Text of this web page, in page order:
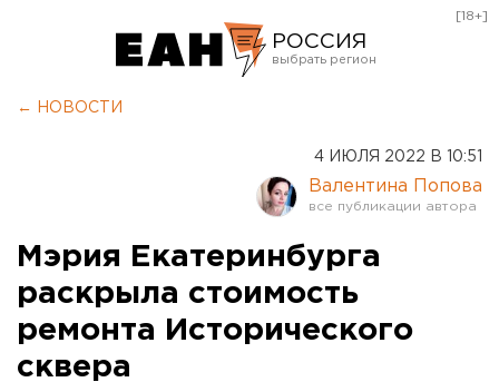
РОССИЯ
Курган
Оренбург
[18+]
← НОВОСТИ
4 ИЮЛЯ 2022 В 10:51
Валентина Попова
Мэрия Екатеринбурга
раскрыла стоимость
ремонта Исторического
сквера